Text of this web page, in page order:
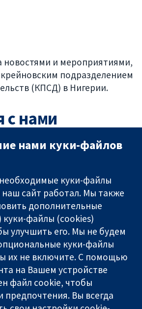
новостями и мероприятиями,
подразделением
(КПСД) в Нигерии.
с нами
в установлении новых
пожалуйста,
11-13 Cavendish
Square
London
W1G 0AN
United Kingdom
Связаться с
нами
Новости
Пресс-
служба
О нас
Работа
нами куки-файлов
куки-файлы
сайт работал. Мы также
дополнительные
файлы (cookies)
улучшить его. Мы не будем
куки-файлы
их не включите. С помощью
на Вашем устройстве
файл cookie, чтобы
Вы всегда